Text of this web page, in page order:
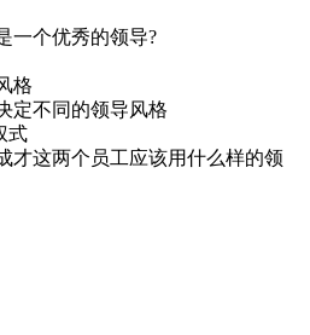
一个优秀的领导?
格
定不同的领导风格
式
才这两个员工应该用什么样的领